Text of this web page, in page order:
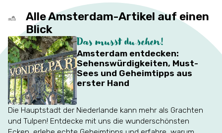
Alle Amsterdam-Artikel auf einen
Blick
Das musst du sehen!
Amsterdam entdecken:
Sehenswürdigkeiten, Must-
Sees und Geheimtipps aus
erster Hand
Die Hauptstadt der Niederlande kann mehr als Grachten
und Tulpen! Entdecke mit uns die wunderschönsten